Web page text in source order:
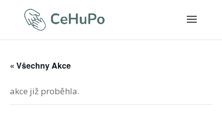
« Všechny Akce
akce již proběhla.